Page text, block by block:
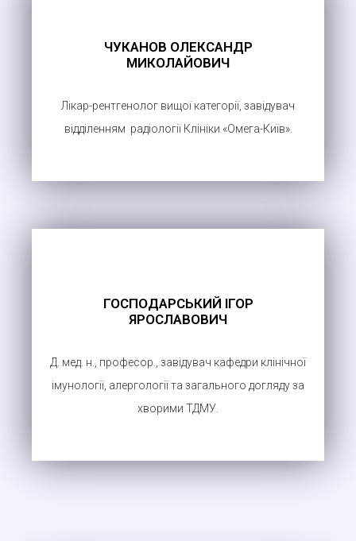
ЧУКАНОВ ОЛЕКСАНДР
МИКОЛАЙОВИЧ
Лікар-рентгенолог вищої категорії, завідувач
відділенням радіології Клініки «Омега-Київ».
ГОСПОДАРСЬКИЙ ІГОР
ЯРОСЛАВОВИЧ
Д. мед. н., професор., завідувач кафедри клінічної
імунології, алергології та загального догляду за
хворими ТДМУ.